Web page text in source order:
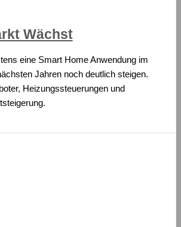
Wächst
eine Smart Home Anwendung im
Jahren noch deutlich steigen.
Heizungssteuerungen und